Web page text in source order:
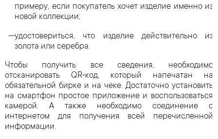
примеру, если покупатель хочет изделие именно из
новой коллекции;
удостовериться, что изделие действительно из
золота или серебра.
Чтобы получить все сведения, необходимо
отсканировать QR-код, который напечатан на
обязательной бирке и на чеке. Достаточно установить
на смартфон простое приложение и воспользоваться
камерой. А также необходимо соединение с
интернетом для получения всей перечисленной
информации.